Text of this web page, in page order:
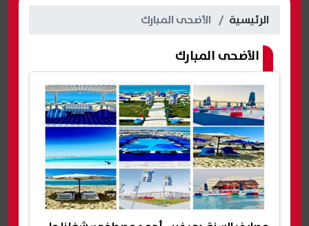
الرئيسية الأضحى المبارك
الأضحى المبارك